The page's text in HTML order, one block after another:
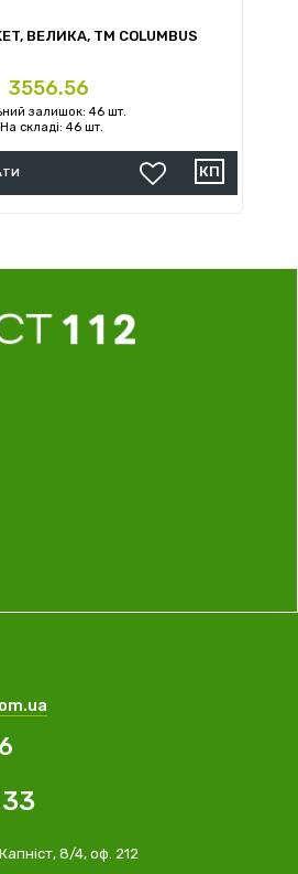
ВЕЛИКА, TM COLUMBUS
Ціна
3556.56
залишок: 46 шт.
На складі: 46 шт.
8/4, оф. 212